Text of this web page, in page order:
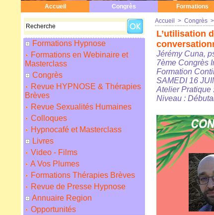
Accueil Congrès Formations
Formations Hypnose
Formations en Webinaire et
Masterclass
Congrès
Revue HYPNOSE & Thérapies
Brèves
Revue Sexualités Humaines
Colloques
Hypnocafé et Masterclass
Livres
Video - Films
A Vos Plumes
Formations Thérapies Brèves
Revue de Presse Hypnose
Annuaire Region
Opportunités
Accueil > Congrès >
L’utilisation
Jérémy Cuna,
7ème Congrès
Formation
SAMEDI 16
Atelier Pratique
Niveau :